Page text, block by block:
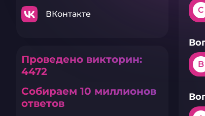
ВКонтакте
Проведено викторин:
4472
Собираем 10 миллионов
ответов
C
B